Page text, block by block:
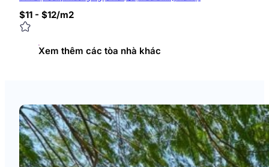
$11 - $12/m2
Xem thêm các tòa nhà khác